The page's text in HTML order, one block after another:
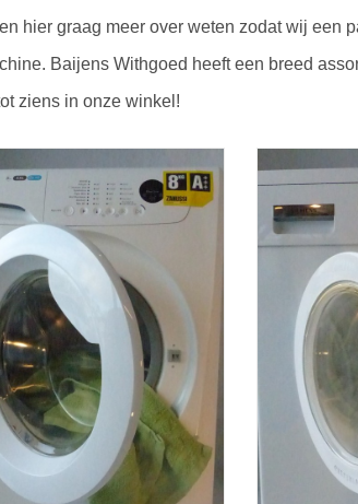
hier graag meer over weten zodat wij een
Baijens Withgoed heeft een breed
ziens in onze winkel!